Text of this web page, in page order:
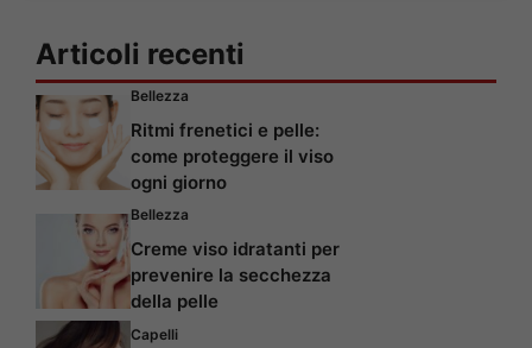
Articoli recenti
Bellezza
Ritmi frenetici e pelle:
come proteggere il viso
ogni giorno
Bellezza
Creme viso idratanti per
prevenire la secchezza
della pelle
Capelli